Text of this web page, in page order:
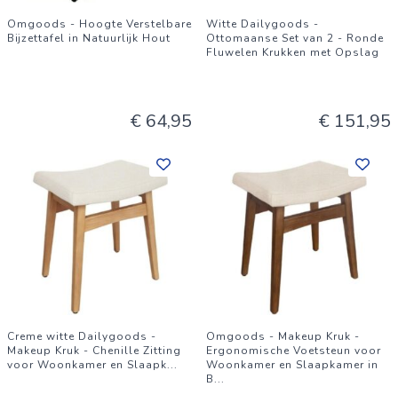
Omgoods - Hoogte Verstelbare
Bijzettafel in Natuurlijk Hout
€ 64,95
Witte Dailygoods -
Ottomaanse Set van 2 - Ronde
Fluwelen Krukken met Opslag
€ 151,95
Creme witte Dailygoods -
Makeup Kruk - Chenille Zitting
voor Woonkamer en Slaapk...
Omgoods - Makeup Kruk -
Ergonomische Voetsteun voor
Woonkamer en Slaapkamer in
B...